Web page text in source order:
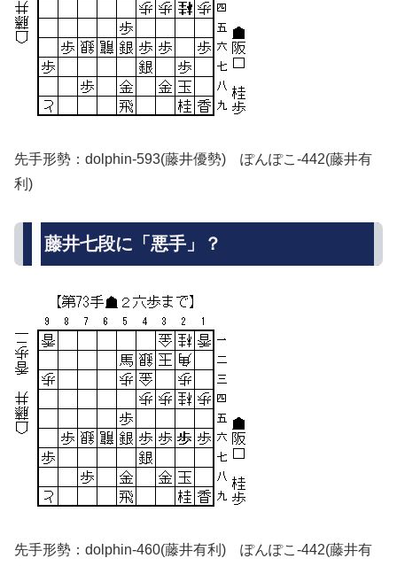
先手形勢：dolphin-593(藤井優勢) ぽんぽこ-442(藤井有
利)
藤井七段に「悪手」？
先手形勢：dolphin-460(藤井有利) ぽんぽこ-442(藤井有